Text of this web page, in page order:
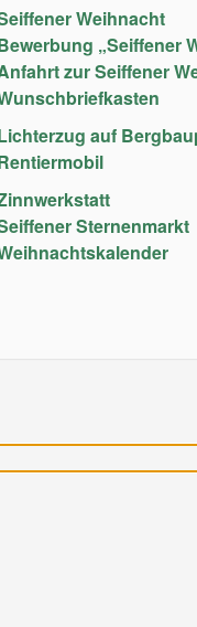
Weihnacht
„Seiffener
zur Seiffener
auf
Sternenmarkt